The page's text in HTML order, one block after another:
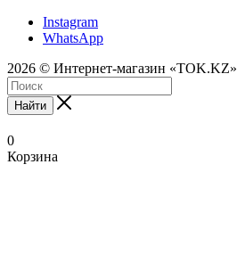
Instagram
WhatsApp
2026 © Интернет-магазин «TOK.KZ»
Найти
0
Корзина